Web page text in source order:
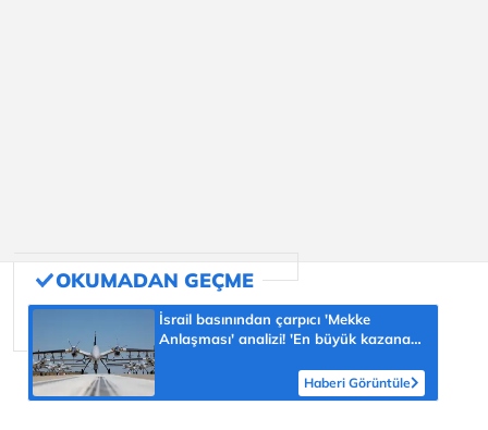
İsrail basınından çarpıcı 'Mekke
Anlaşması' analizi! 'En büyük kazanan
Haberi Görüntüle